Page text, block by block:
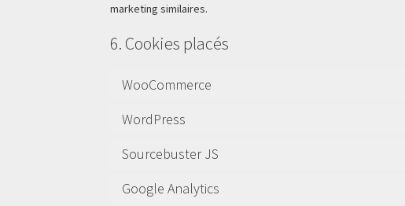
marketing similaires.
6. Cookies placés
WooCommerce
WordPress
Sourcebuster JS
Google Analytics